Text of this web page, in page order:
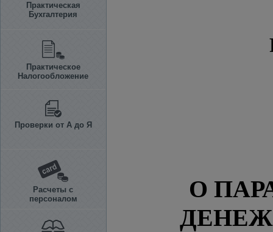
Практическая
Бухгалтерия
Практическое
Налогообложение
Проверки от А до Я
Расчеты с
персоналом
О